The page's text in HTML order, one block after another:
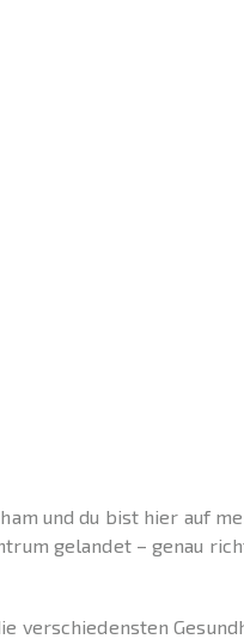
und du bist hier auf
gelandet – genau
verschiedensten